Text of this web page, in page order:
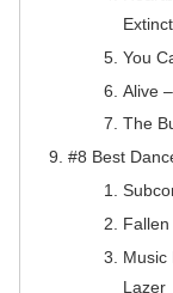
You
Alive
The
#8 Best
Music
Lazer